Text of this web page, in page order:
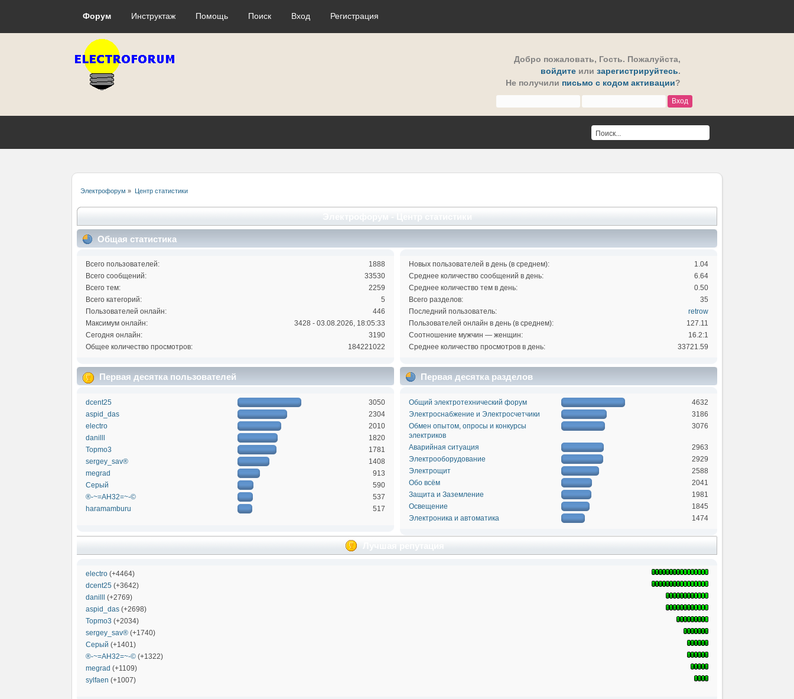
Форум Инструктаж Помощь Поиск Вход Регистрация
Добро пожаловать, Гость. Пожалуйста,
войдите или зарегистрируйтесь.
Не получили письмо с кодом активации?
Электрофорум » Центр статистики
Общая статистика
Всего пользователей:
1888
Всего сообщений:
33530
Всего тем:
2259
Всего категорий:
5
Пользователей онлайн:
446
Максимум онлайн:
3428 - 03.08.2026, 18:05:33
Сегодня онлайн:
3190
Общее количество просмотров:
184221022
Новых пользователей в день (в среднем):
1.04
Среднее количество сообщений в день:
6.64
Среднее количество тем в день:
0.50
Всего разделов:
35
Последний пользователь:
retrow
Пользователей онлайн в день (в среднем):
127.11
Соотношение мужчин — женщин:
16.2:1
Среднее количество просмотров в день:
33721.59
Первая десятка пользователей
dcent25
3050
aspid_das
2304
electro
2010
danilll
1820
Topmo3
1781
sergey_sav®
1408
megrad
913
Серый
590
®-~=АН32=~-©
537
haramamburu
517
Первая десятка разделов
Общий электротехнический форум
4632
Электроснабжение и Электросчетчики
3186
Обмен опытом, опросы и конкурсы
электриков
3076
Аварийная ситуация
2963
Электрооборудование
2929
Электрощит
2588
Обо всём
2041
Защита и Заземление
1981
Освещение
1845
Электроника и автоматика
1474
electro(+4464)
dcent25(+3642)
danilll
(+2769)
aspid_das(+2698)
Topmo3 (+2034)
sergey_sav®(+1740)
Серый (+1401)
®-~=АН32=~-©(+1322)
megrad (+1109)
sylfaen (+1007)